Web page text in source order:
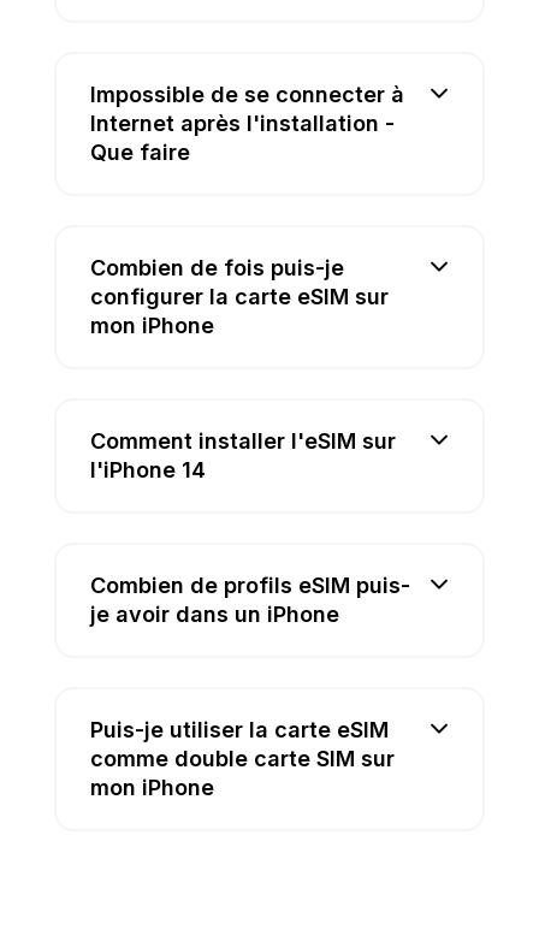
Impossible de se connecter à
Internet après l'installation -
Que faire
Combien de fois puis-je
configurer la carte eSIM sur
mon iPhone
Comment installer l'eSIM sur
l'iPhone 14
Combien de profils eSIM puis-
je avoir dans un iPhone
Puis-je utiliser la carte eSIM
comme double carte SIM sur
mon iPhone